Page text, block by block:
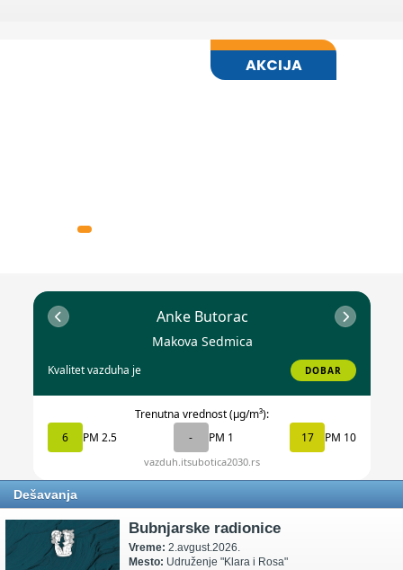
Dešavanja
Bubnjarske radionice
Vreme: 2.avgust.2026.
Mesto: Udruženje "Klara i Rosa"